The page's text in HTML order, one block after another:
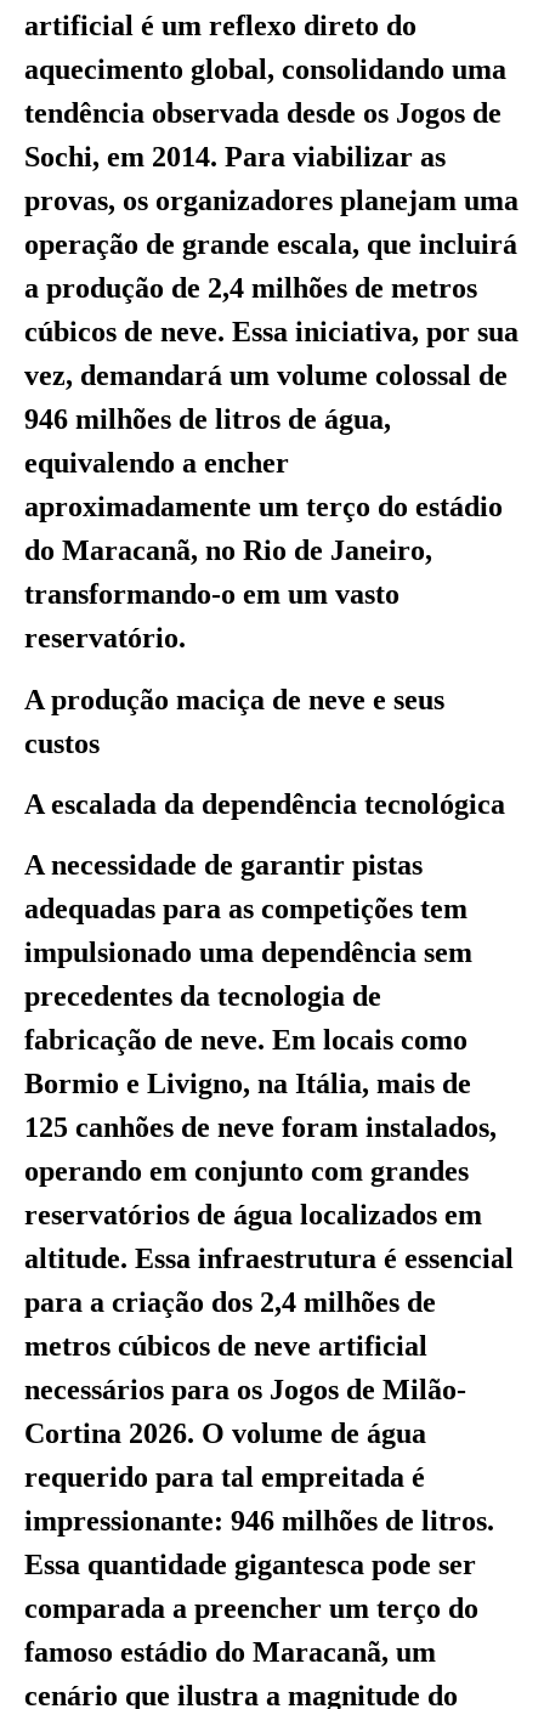
artificial é um reflexo direto do
aquecimento global, consolidando uma
tendência observada desde os Jogos de
Sochi, em 2014. Para viabilizar as
provas, os organizadores planejam uma
operação de grande escala, que incluirá
a produção de 2,4 milhões de metros
cúbicos de neve. Essa iniciativa, por sua
vez, demandará um volume colossal de
946 milhões de litros de água,
equivalendo a encher
aproximadamente um terço do estádio
do Maracanã, no Rio de Janeiro,
transformando-o em um vasto
reservatório.
A produção maciça de neve e seus
custos
A escalada da dependência tecnológica
A necessidade de garantir pistas
adequadas para as competições tem
impulsionado uma dependência sem
precedentes da tecnologia de
fabricação de neve. Em locais como
Bormio e Livigno, na Itália, mais de
125 canhões de neve foram instalados,
operando em conjunto com grandes
reservatórios de água localizados em
altitude. Essa infraestrutura é essencial
para a criação dos 2,4 milhões de
metros cúbicos de neve artificial
necessários para os Jogos de Milão-
Cortina 2026. O volume de água
requerido para tal empreitada é
impressionante: 946 milhões de litros.
Essa quantidade gigantesca pode ser
comparada a preencher um terço do
famoso estádio do Maracanã, um
cenário que ilustra a magnitude do